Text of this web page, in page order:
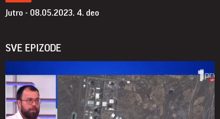
Jutro - 08.05.2023. 4. deo
SVE EPIZODE